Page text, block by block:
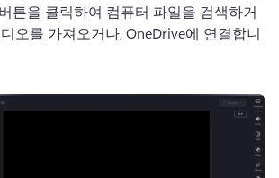
튼을 클릭하여 컴퓨터 파일을 검색하거
오를 가져오거나, OneDrive에 연결합니